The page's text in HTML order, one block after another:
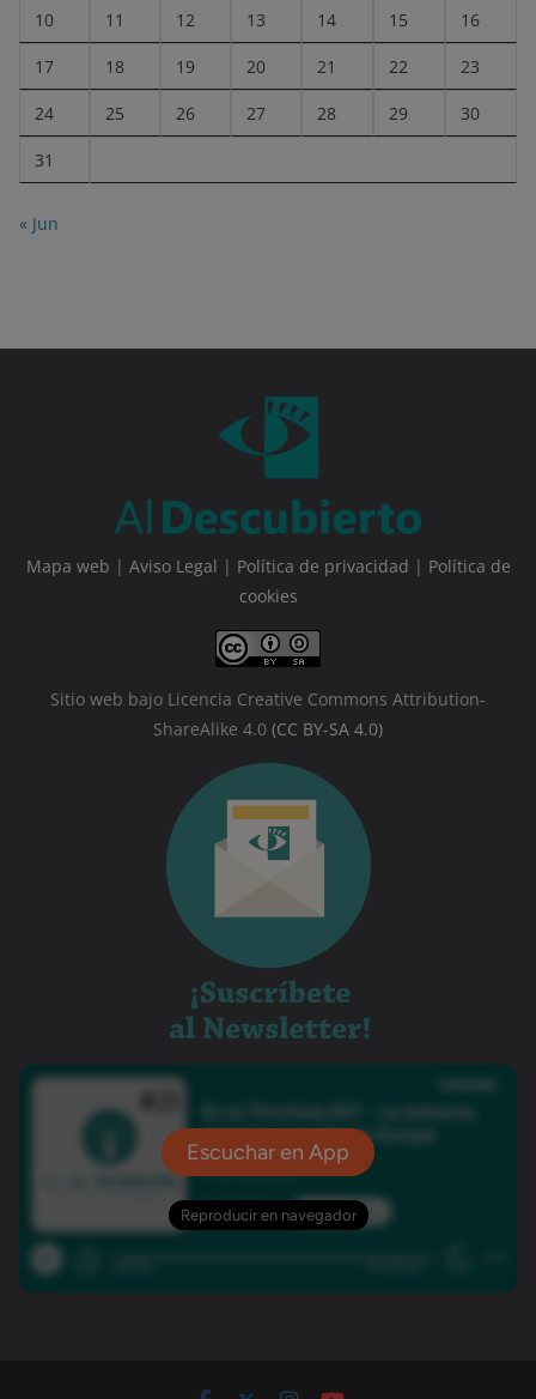
10 11 12 13 14 15 16
17 18 19 20 21 22 23
24 25 26 27 28 29 30
31
« Jun
Mapa web | Aviso Legal | Política de privacidad | Política de
cookies
Sitio web bajo Licencia Creative Commons Attribution-
ShareAlike 4.0 (CC BY-SA 4.0)